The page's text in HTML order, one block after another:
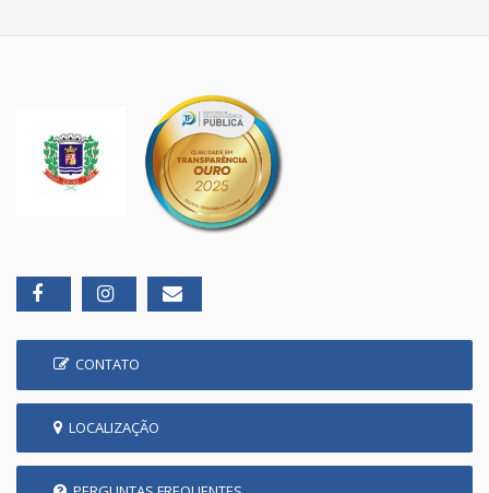
CONTATO
LOCALIZAÇÃO